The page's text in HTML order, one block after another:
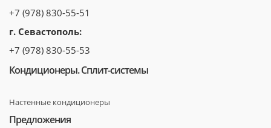
+7 (978) 830-55-51
г. Севастополь:
+7 (978) 830-55-53
Кондиционеры. Сплит-системы
Настенные кондиционеры
Предложения